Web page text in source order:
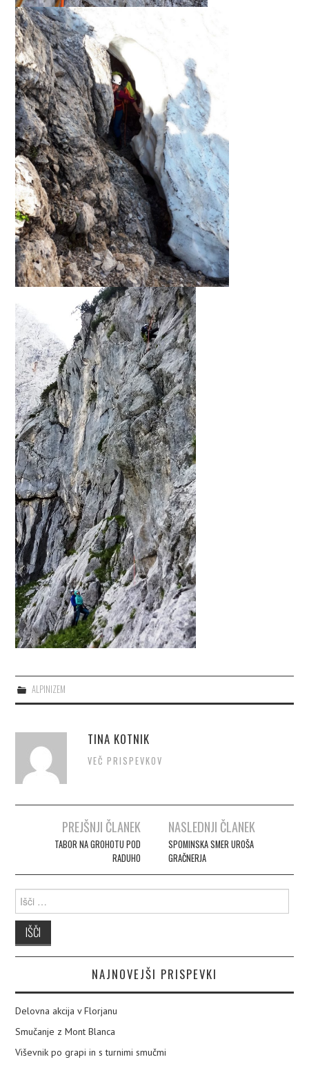
ALPINIZEM
TINA KOTNIK
VEČ PRISPEVKOV
Post navigation
PREJŠNJI ČLANEK
TABOR NA GROHOTU POD
RADUHO
NASLEDNJI ČLANEK
SPOMINSKA SMER UROŠA
GRAČNERJA
Išči:
NAJNOVEJŠI PRISPEVKI
Delovna akcija v Florjanu
Smučanje z Mont Blanca
Viševnik po grapi in s turnimi smučmi